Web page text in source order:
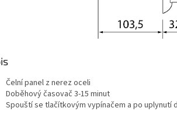
Čelní panel z nerez oceli
Doběhový časovač 3-15 minut
Spouští se tlačítkovým vypínačem a po uplynutí